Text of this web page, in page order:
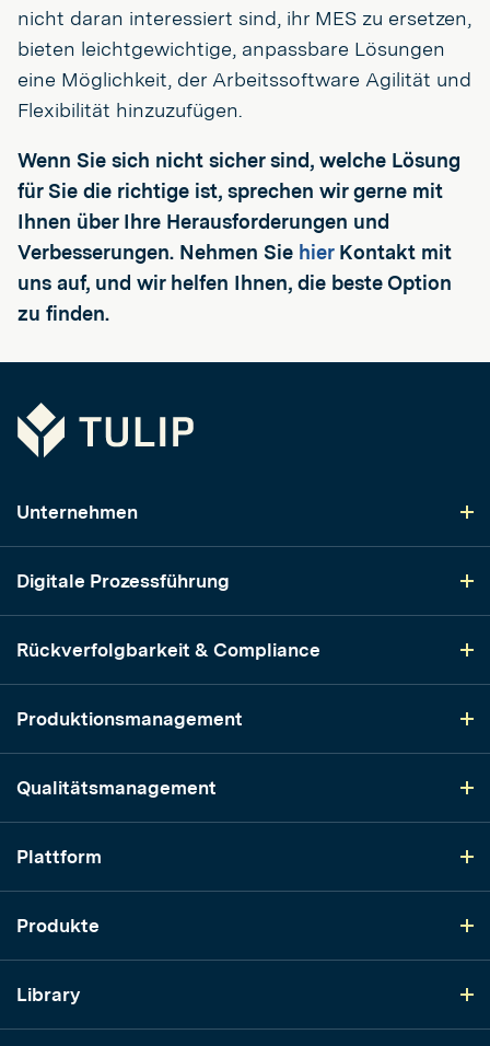
nicht daran interessiert sind, ihr MES zu ersetzen,
bieten leichtgewichtige, anpassbare Lösungen
eine Möglichkeit, der Arbeitssoftware Agilität und
Flexibilität hinzuzufügen.
Wenn Sie sich nicht sicher sind, welche Lösung
für Sie die richtige ist, sprechen wir gerne mit
Ihnen über Ihre Herausforderungen und
Verbesserungen. Nehmen Sie hierKontakt mit
uns auf, und wir helfen Ihnen, die beste Option
zu finden.
Tulip
Unternehmen
Digitale Prozessführung
Rückverfolgbarkeit & Compliance
Produktionsmanagement
Qualitätsmanagement
Plattform
Produkte
Library